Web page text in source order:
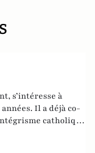
s’intéresse à
Il a déjà co-
catholique